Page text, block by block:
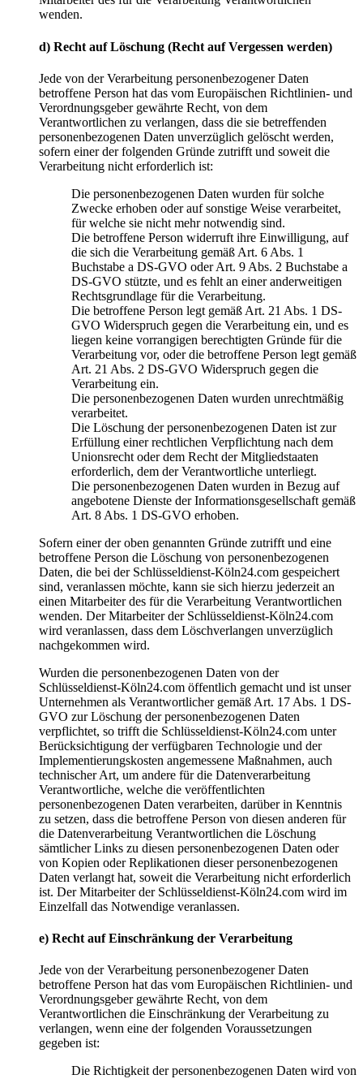
wenden.
d) Recht auf Löschung (Recht auf Vergessen werden)
Jede von der Verarbeitung personenbezogener Daten
betroffene Person hat das vom Europäischen Richtlinien- und
Verordnungsgeber gewährte Recht, von dem
Verantwortlichen zu verlangen, dass die sie betreffenden
personenbezogenen Daten unverzüglich gelöscht werden,
sofern einer der folgenden Gründe zutrifft und soweit die
Verarbeitung nicht erforderlich ist:
Die personenbezogenen Daten wurden für solche
Zwecke erhoben oder auf sonstige Weise verarbeitet,
für welche sie nicht mehr notwendig sind.
Die betroffene Person widerruft ihre Einwilligung, auf
die sich die Verarbeitung gemäß Art. 6 Abs. 1
Buchstabe a DS-GVO oder Art. 9 Abs. 2 Buchstabe a
DS-GVO stützte, und es fehlt an einer anderweitigen
Rechtsgrundlage für die Verarbeitung.
Die betroffene Person legt gemäß Art. 21 Abs. 1 DS-
GVO Widerspruch gegen die Verarbeitung ein, und es
liegen keine vorrangigen berechtigten Gründe für die
Verarbeitung vor, oder die betroffene Person legt gemäß
Art. 21 Abs. 2 DS-GVO Widerspruch gegen die
Verarbeitung ein.
Die personenbezogenen Daten wurden unrechtmäßig
verarbeitet.
Die Löschung der personenbezogenen Daten ist zur
Erfüllung einer rechtlichen Verpflichtung nach dem
Unionsrecht oder dem Recht der Mitgliedstaaten
erforderlich, dem der Verantwortliche unterliegt.
Die personenbezogenen Daten wurden in Bezug auf
angebotene Dienste der Informationsgesellschaft gemäß
Art. 8 Abs. 1 DS-GVO erhoben.
Sofern einer der oben genannten Gründe zutrifft und eine
betroffene Person die Löschung von personenbezogenen
Daten, die bei der Schlüsseldienst-Köln24.com gespeichert
sind, veranlassen möchte, kann sie sich hierzu jederzeit an
einen Mitarbeiter des für die Verarbeitung Verantwortlichen
wenden. Der Mitarbeiter der Schlüsseldienst-Köln24.com
wird veranlassen, dass dem Löschverlangen unverzüglich
nachgekommen wird.
Wurden die personenbezogenen Daten von der
Schlüsseldienst-Köln24.com öffentlich gemacht und ist unser
Unternehmen als Verantwortlicher gemäß Art. 17 Abs. 1 DS-
GVO zur Löschung der personenbezogenen Daten
verpflichtet, so trifft die Schlüsseldienst-Köln24.com unter
Berücksichtigung der verfügbaren Technologie und der
Implementierungskosten angemessene Maßnahmen, auch
technischer Art, um andere für die Datenverarbeitung
Verantwortliche, welche die veröffentlichten
personenbezogenen Daten verarbeiten, darüber in Kenntnis
zu setzen, dass die betroffene Person von diesen anderen für
die Datenverarbeitung Verantwortlichen die Löschung
sämtlicher Links zu diesen personenbezogenen Daten oder
von Kopien oder Replikationen dieser personenbezogenen
Daten verlangt hat, soweit die Verarbeitung nicht erforderlich
ist. Der Mitarbeiter der Schlüsseldienst-Köln24.com wird im
Einzelfall das Notwendige veranlassen.
e) Recht auf Einschränkung der Verarbeitung
Jede von der Verarbeitung personenbezogener Daten
betroffene Person hat das vom Europäischen Richtlinien- und
Verordnungsgeber gewährte Recht, von dem
Verantwortlichen die Einschränkung der Verarbeitung zu
verlangen, wenn eine der folgenden Voraussetzungen
gegeben ist:
Die Richtigkeit der personenbezogenen Daten wird von